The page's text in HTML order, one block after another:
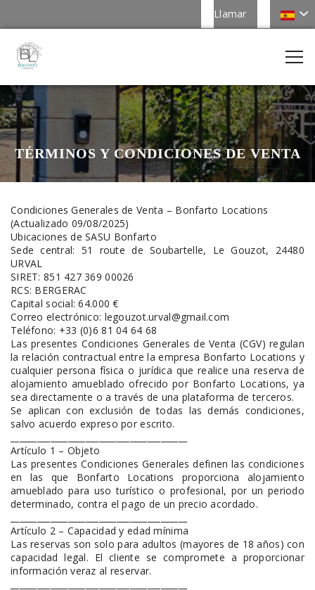
Llamar
TÉRMINOS Y CONDICIONES DE VENTA
Condiciones Generales de Venta – Bonfarto Locations
(Actualizado 09/08/2025)
Ubicaciones de SASU Bonfarto
Sede central: 51 route de Soubartelle, Le Gouzot, 24480
URVAL
SIRET: 851 427 369 00026
RCS: BERGERAC
Capital social: 64.000 €
Correo electrónico: legouzot.urval@gmail.com
Teléfono: +33 (0)6 81 04 64 68
Las presentes Condiciones Generales de Venta (CGV) regulan
la relación contractual entre la empresa Bonfarto Locations y
cualquier persona física o jurídica que realice una reserva de
alojamiento amueblado ofrecido por Bonfarto Locations, ya
sea directamente o a través de una plataforma de terceros.
Se aplican con exclusión de todas las demás condiciones,
salvo acuerdo expreso por escrito.
Artículo 1 – Objeto
Las presentes Condiciones Generales definen las condiciones
en las que Bonfarto Locations proporciona alojamiento
amueblado para uso turístico o profesional, por un periodo
determinado, contra el pago de un precio acordado.
Artículo 2 – Capacidad y edad mínima
Las reservas son solo para adultos (mayores de 18 años) con
capacidad legal. El cliente se compromete a proporcionar
información veraz al reservar.